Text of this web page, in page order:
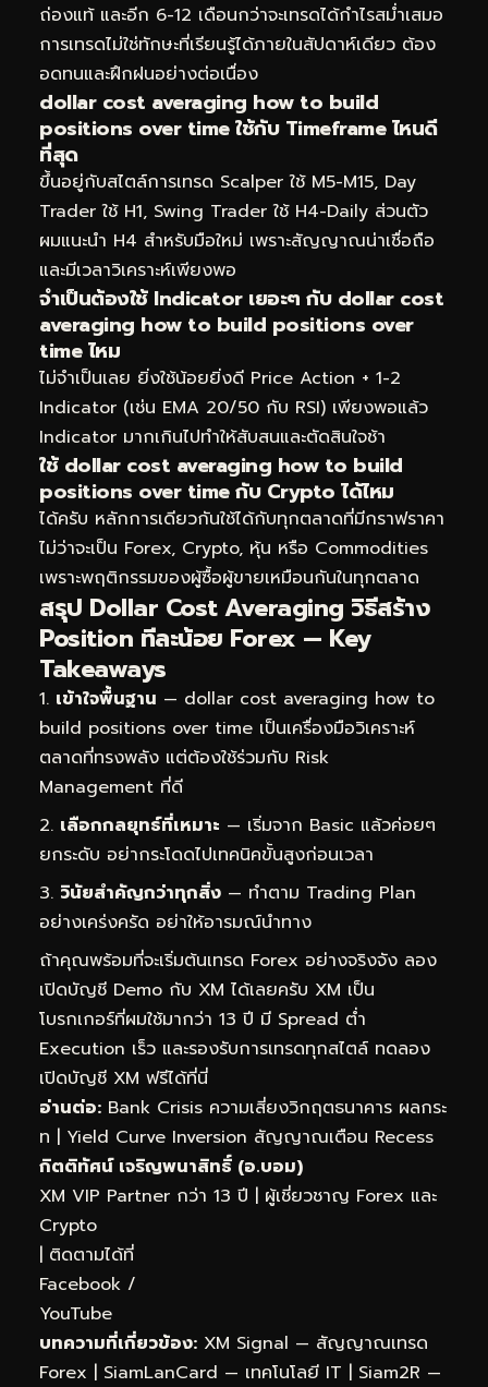
ถ่องแท้ และอีก 6-12 เดือนกว่าจะเทรดได้กำไรสม่ำเสมอ
การเทรดไม่ใช่ทักษะที่เรียนรู้ได้ภายในสัปดาห์เดียว ต้อง
อดทนและฝึกฝนอย่างต่อเนื่อง
dollar cost averaging how to build
positions over time ใช้กับ Timeframe ไหนดี
ที่สุด
ขึ้นอยู่กับสไตล์การเทรด Scalper ใช้ M5-M15, Day
Trader ใช้ H1, Swing Trader ใช้ H4-Daily ส่วนตัว
ผมแนะนำ H4 สำหรับมือใหม่ เพราะสัญญาณน่าเชื่อถือ
และมีเวลาวิเคราะห์เพียงพอ
จำเป็นต้องใช้ Indicator เยอะๆ กับ dollar cost
averaging how to build positions over
time ไหม
ไม่จำเป็นเลย ยิ่งใช้น้อยยิ่งดี Price Action + 1-2
Indicator (เช่น EMA 20/50 กับ RSI) เพียงพอแล้ว
Indicator มากเกินไปทำให้สับสนและตัดสินใจช้า
ใช้ dollar cost averaging how to build
positions over time กับ Crypto ได้ไหม
ได้ครับ หลักการเดียวกันใช้ได้กับทุกตลาดที่มีกราฟราคา
ไม่ว่าจะเป็น Forex, Crypto, หุ้น หรือ Commodities
เพราะพฤติกรรมของผู้ซื้อผู้ขายเหมือนกันในทุกตลาด
สรุป Dollar Cost Averaging วิธีสร้าง
Position ทีละน้อย Forex — Key
Takeaways
เข้าใจพื้นฐาน — dollar cost averaging how to
build positions over time เป็นเครื่องมือวิเคราะห์
ตลาดที่ทรงพลัง แต่ต้องใช้ร่วมกับ Risk
Management ที่ดี
เลือกกลยุทธ์ที่เหมาะ — เริ่มจาก Basic แล้วค่อยๆ
ยกระดับ อย่ากระโดดไปเทคนิคขั้นสูงก่อนเวลา
วินัยสำคัญกว่าทุกสิ่ง — ทำตาม Trading Plan
อย่างเคร่งครัด อย่าให้อารมณ์นำทาง
ถ้าคุณพร้อมที่จะเริ่มต้นเทรด Forex อย่างจริงจัง ลอง
เปิดบัญชี Demo กับ XM ได้เลยครับ XM เป็น
โบรกเกอร์ที่ผมใช้มากว่า 13 ปี มี Spread ต่ำ
Execution เร็ว และรองรับการเทรดทุกสไตล์ ทดลอง
เปิดบัญชี XM ฟรีได้ที่นี่
อ่านต่อ: Bank Crisis ความเสี่ยงวิกฤตธนาคาร ผลกระ
ท | Yield Curve Inversion สัญญาณเตือน Recess
กิตติทัศน์ เจริญพนาสิทธิ์ (อ.บอม)
XM VIP Partner กว่า 13 ปี | ผู้เชี่ยวชาญ Forex และ
Crypto
| ติดตามได้ที่
Facebook /
YouTube
บทความที่เกี่ยวข้อง: XM Signal — สัญญาณเทรด
Forex | SiamLanCard — เทคโนโลยี IT | Siam2R —